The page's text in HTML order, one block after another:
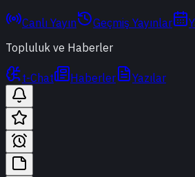
Canlı Yayın Geçmiş Yayınlar
Topluluk ve Haberler
t-Chat Haberler Yazılar